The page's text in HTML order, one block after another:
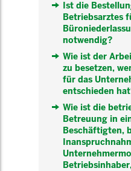
Ist die
Betriebsarztes
notwendig?
Wie ist der
zu besetzen,
für das
entschieden
Wie ist die
Betreuung in
Beschäftigten,